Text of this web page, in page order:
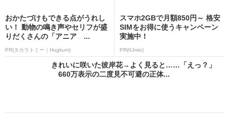
おかたづけもできる点がうれし
い！ 動物の鳴き声やセリフが盛
りだくさんの「アニア ...
PR(タカラトミー｜Hugkum)
スマホ2GBで月額850円～ 格安
SIMをお得に使うキャンペーン
実施中！
PR(IIJmio)
きれいに咲いた彼岸花→よく見ると……「えっ？」
660万表示の二度見不可避の正体...